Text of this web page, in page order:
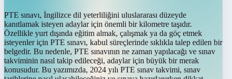
PTE sınavı, İngilizce dil yeterliliğini uluslararası düzeyde
kanıtlamak isteyen adaylar için önemli bir kilometre taşıdır.
Özellikle yurt dışında eğitim almak, çalışmak ya da göç etmek
isteyenler için PTE sınavı, kabul süreçlerinde sıklıkla talep edilen bir
belgedir. Bu nedenle, PTE sınavının ne zaman yapılacağı ve sınav
takviminin nasıl takip edileceği, adaylar için büyük bir merak
konusudur. Bu yazımızda, 2024 yılı PTE sınav takvimi, sınav